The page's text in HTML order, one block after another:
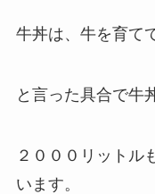
牛丼は、牛を育
と言った具合で牛
２０００リットル
います。